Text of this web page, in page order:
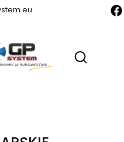
Otwórz